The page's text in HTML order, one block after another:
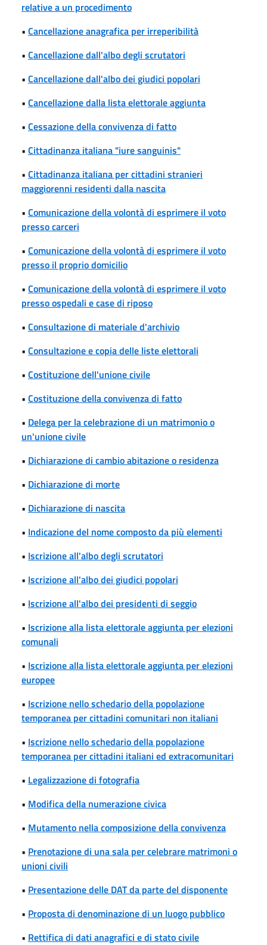
relative a un procedimento
• Cancellazione anagrafica per irreperibilità
• Cancellazione dall'albo degli scrutatori
• Cancellazione dall'albo dei giudici popolari
• Cancellazione dalla lista elettorale aggiunta
• Cessazione della convivenza di fatto
• Cittadinanza italiana "iure sanguinis"
• Cittadinanza italiana per cittadini stranieri
maggiorenni residenti dalla nascita
• Comunicazione della volontà di esprimere il voto
presso carceri
• Comunicazione della volontà di esprimere il voto
presso il proprio domicilio
• Comunicazione della volontà di esprimere il voto
presso ospedali e case di riposo
• Consultazione di materiale d'archivio
• Consultazione e copia delle liste elettorali
• Costituzione dell'unione civile
• Costituzione della convivenza di fatto
• Delega per la celebrazione di un matrimonio o
un'unione civile
• Dichiarazione di cambio abitazione o residenza
• Dichiarazione di morte
• Dichiarazione di nascita
• Indicazione del nome composto da più elementi
• Iscrizione all'albo degli scrutatori
• Iscrizione all'albo dei giudici popolari
• Iscrizione all'albo dei presidenti di seggio
• Iscrizione alla lista elettorale aggiunta per elezioni
comunali
• Iscrizione alla lista elettorale aggiunta per elezioni
europee
• Iscrizione nello schedario della popolazione
temporanea per cittadini comunitari non italiani
• Iscrizione nello schedario della popolazione
temporanea per cittadini italiani ed extracomunitari
• Legalizzazione di fotografia
• Modifica della numerazione civica
• Mutamento nella composizione della convivenza
• Prenotazione di una sala per celebrare matrimoni o
unioni civili
• Presentazione delle DAT da parte del disponente
• Proposta di denominazione di un luogo pubblico
• Rettifica di dati anagrafici e di stato civile